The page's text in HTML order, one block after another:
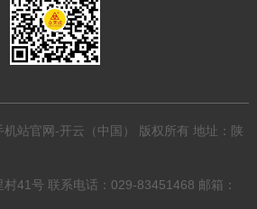
站官网-开云（中国） 版权所有 地址：陕
41号 联系电话：029-83451468 邮箱：